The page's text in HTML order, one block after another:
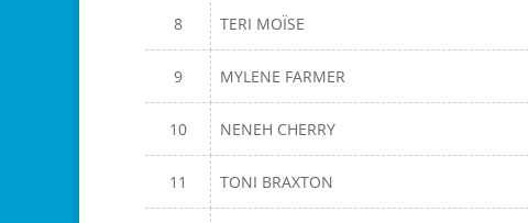
8 TERI MOÏSE
9 MYLENE FARMER
10 NENEH CHERRY
11 TONI BRAXTON